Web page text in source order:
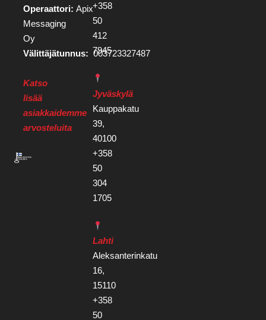
Operaattori: Apix
Messaging
Oy
Välittäjätunnus: 003723327487
Katso
lisää
asiakkaidemme
arvosteluita
+358
50
412
7945
Jyväskylä
Kauppakatu
39,
40100
+358
50
304
1705
Lahti
Aleksanterinkatu
16,
15110
+358
50